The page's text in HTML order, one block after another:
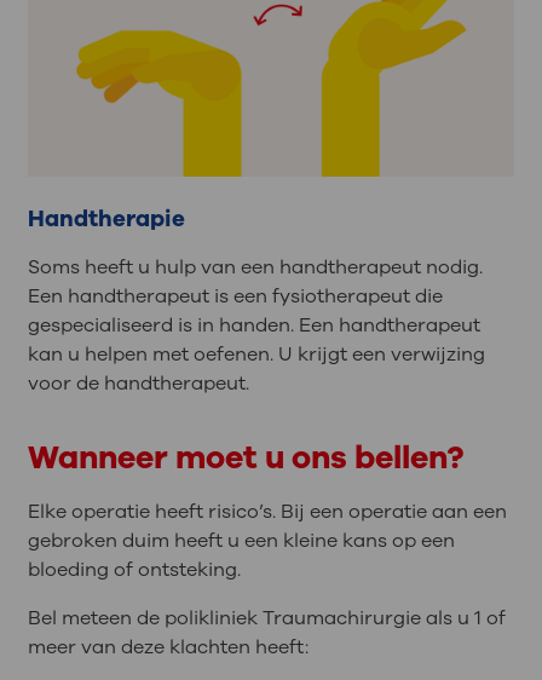
Handtherapie
Soms heeft u hulp van een handtherapeut nodig.
Een handtherapeut is een fysiotherapeut die
gespecialiseerd is in handen. Een handtherapeut
kan u helpen met oefenen. U krijgt een verwijzing
voor de handtherapeut.
Wanneer moet u ons bellen?
Elke operatie heeft risico’s. Bij een operatie aan een
gebroken duim heeft u een kleine kans op een
bloeding of ontsteking.
Bel meteen de polikliniek Traumachirurgie als u 1 of
meer van deze klachten heeft: